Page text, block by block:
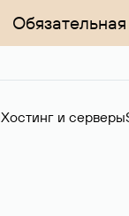
Хостинг и серверы